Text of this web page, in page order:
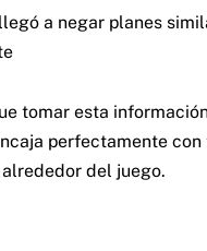
a negar planes
tomar esta
perfectamente con
del juego.